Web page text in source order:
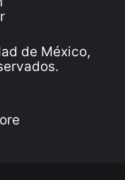
de México,